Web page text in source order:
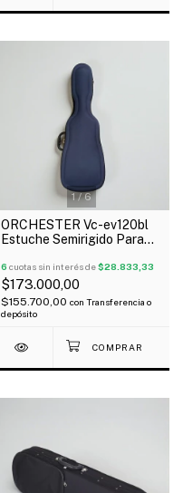
1/6
ORCHESTER Vc-ev120bl
Estuche Semirigido Para
6 cuotas sin interés de$28.833,33
$173.000,00
$155.700,00 con Transferencia o
depósito